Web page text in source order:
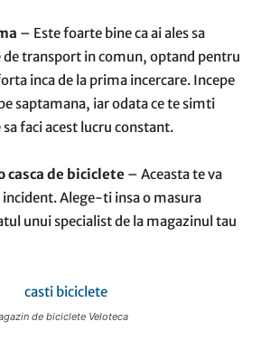
– Este foarte bine ca ai ales sa
transport in comun, optand pentru
inca de la prima incercare. Incepe
saptamana, iar odata ce te simti
faci acest lucru constant.
de biciclete – Aceasta te va
Alege-ti insa o masura
unui specialist de la magazinul tau
de biciclete Veloteca